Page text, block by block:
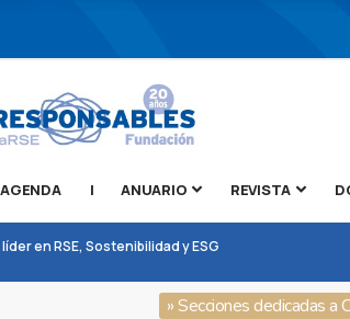
AGENDA | ANUARIO REVISTA
en RSE, Sostenibilidad y ESG
» Secciones dedicadas a